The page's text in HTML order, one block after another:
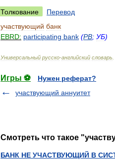
Толкование
Перевод
участвующий банк
EBRD: participating bank (PB; УБ)
Универсальный русско-английский словарь
Игры ⚽
Нужен реферат?
участвующий аннуитет
Смотреть что такое
БАНК НЕ УЧАСТВУЮЩИЙ В